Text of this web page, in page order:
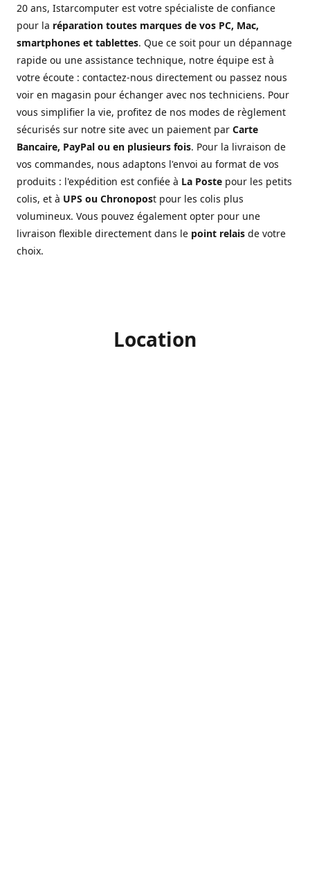
20 ans, Istarcomputer est votre spécialiste de confiance
pour la réparation toutes marques de vos PC, Mac,
smartphones et tablettes. Que ce soit pour un dépannage
rapide ou une assistance technique, notre équipe est à
votre écoute : contactez-nous directement ou passez nous
voir en magasin pour échanger avec nos techniciens. Pour
vous simplifier la vie, profitez de nos modes de règlement
sécurisés sur notre site avec un paiement par Carte
Bancaire, PayPal ou en plusieurs fois. Pour la livraison de
vos commandes, nous adaptons l'envoi au format de vos
produits : l'expédition est confiée à La Poste pour les petits
colis, et à UPS ou Chronopost pour les colis plus
volumineux. Vous pouvez également opter pour une
livraison flexible directement dans le point relais de votre
choix.
Location